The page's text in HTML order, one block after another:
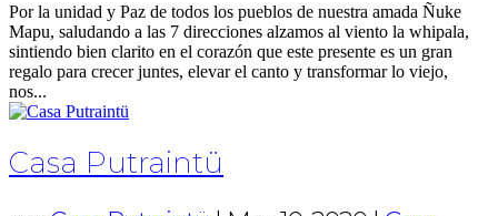
Por la unidad y Paz de todos los pueblos de nuestra amada Ñuke
Mapu, saludando a las 7 direcciones alzamos al viento la whipala,
sintiendo bien clarito en el corazón que este presente es un gran
regalo para crecer juntes, elevar el canto y transformar lo viejo,
nos...
Casa Putraintü